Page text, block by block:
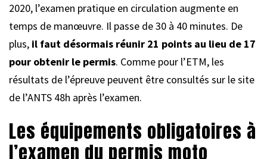
2020, l’examen pratique en circulation augmente en
temps de manœuvre. Il passe de 30 à 40 minutes. De
plus, il faut désormais réunir 21 points au lieu de 17
pour obtenir le permis. Comme pour l’ETM, les
résultats de l’épreuve peuvent être consultés sur le site
de l’ANTS 48h après l’examen.
Les équipements obligatoires à
l’examen du permis moto